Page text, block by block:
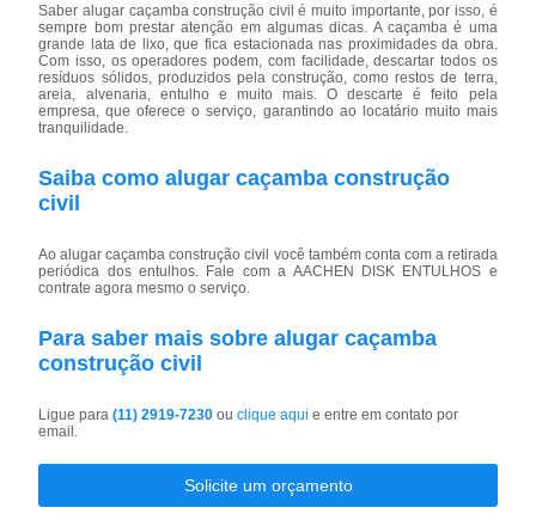
Saber alugar caçamba construção civil é muito importante, por isso, é
sempre bom prestar atenção em algumas dicas. A caçamba é uma
grande lata de lixo, que fica estacionada nas proximidades da obra.
Com isso, os operadores podem, com facilidade, descartar todos os
resíduos sólidos, produzidos pela construção, como restos de terra,
areia, alvenaria, entulho e muito mais. O descarte é feito pela
empresa, que oferece o serviço, garantindo ao locatário muito mais
tranquilidade.
Saiba como alugar caçamba construção
civil
Ao alugar caçamba construção civil você também conta com a retirada
periódica dos entulhos. Fale com a AACHEN DISK ENTULHOS e
contrate agora mesmo o serviço.
Para saber mais sobre alugar caçamba
construção civil
Ligue para(11) 2919-7230ouclique aqui e entre em contato por
email.
Solicite um orçamento